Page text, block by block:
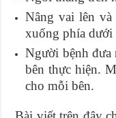
Nâng vai lên
xuống phía dưới
Người bệnh
bên thực hiện.
cho mỗi bên.